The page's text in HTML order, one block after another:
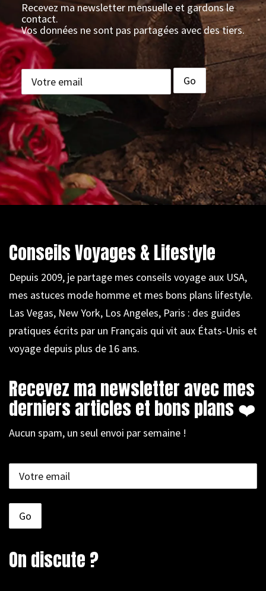
Recevez ma newsletter mensuelle et gardons le
contact.
Vos données ne sont pas partagées avec des tiers.
Conseils Voyages & Lifestyle
Depuis 2009, je partage mes conseils voyage aux USA,
mes astuces mode homme et mes bons plans lifestyle.
Las Vegas, New York, Los Angeles, Paris : des guides
pratiques écrits par un Français qui vit aux États-Unis et
voyage depuis plus de 16 ans.
Recevez ma newsletter avec mes
derniers articles et bons plans ❤️
Aucun spam, un seul envoi par semaine !
On discute ?